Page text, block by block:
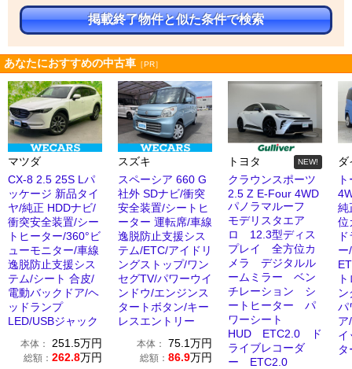
掲載終了物件と似た条件で検索
あなたにおすすめの中古車 ［PR］
マツダ
CX-8 2.5 25S Lパ
ッケージ 新品タイ
ヤ/純正 HDDナビ/
衝突安全装置/シー
トヒーター/360°ビ
ューモニター/車線
逸脱防止支援シス
テム/シート 合皮/
電動バックドア/ヘ
ッドランプ
LED/USBジャック
本体： 251.5万円
総額： 262.8万円
スズキ
スペーシア 660 G
社外 SDナビ/衝突
安全装置/シートヒ
ーター 運転席/車線
逸脱防止支援シス
テム/ETC/アイドリ
ングストップ/ワン
セグTV/パワーウイ
ンドウ/エンジンス
タートボタン/キー
レスエントリー
本体： 75.1万円
総額： 86.9万円
トヨタ NEW!
クラウンスポーツ
2.5 Z E-Four 4WD
パノラマルーフ
モデリスタエア
ロ 12.3型ディス
プレイ 全方位カ
メラ デジタルル
ームミラー ベン
チレーション シ
ートヒーター パ
ワーシート
HUD ETC2.0 ド
ライブレコーダ
ー ETC2.0
純
位
ー
パ
ア
イ
タ